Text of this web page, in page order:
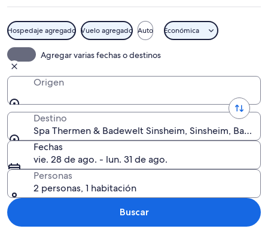
Hospedaje agregado Vuelo agregado Auto Económica
Agregar varias fechas o destinos
Origen
Destino
Spa Thermen & Badewelt Sinsheim, Sinsheim,
Fechas
vie. 28 de ago. - lun. 31 de ago.
Personas
2 personas, 1 habitación
Buscar